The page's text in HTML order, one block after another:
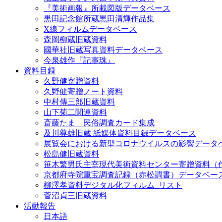
『美術画報』所載図版データベース
黒田記念館所蔵黒田清輝作品集
X線フィルムデータベース
森岡柳蔵旧蔵資料
國華社旧蔵写真資料データベース
今泉雄作『記事珠』
資料目録
久野健寄贈資料
久野健寄贈ノート資料
中村傳三郎旧蔵資料
山下菊二関連資料
斎藤たま 民俗調査カード集成
及川尊雄旧蔵 紙媒体資料目録データベース
展覧会における新型コロナウイルスの影響データ
松島健旧蔵資料
笹木繁男氏主宰現代美術資料センター寄贈資料（
京都府寺院重宝調査記録（赤松調書）データベー
柳澤孝資料デジタル化フィルム_リスト
菅沼貞三旧蔵資料
活動報告
日本語